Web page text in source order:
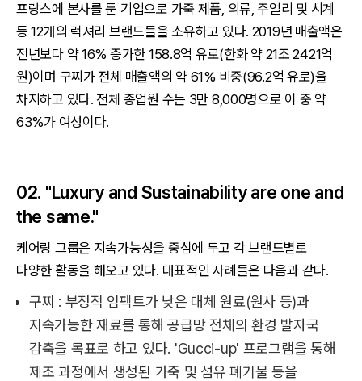
프랑스에 본사를 둔 기업으로 가죽 제품, 의류, 주얼리 및 시계
등 12개의 럭셔리 브랜드들을 소유하고 있다. 2019년 매출액은
전년보다 약 16% 증가한 158.8억 유로(한화 약 21조 2421억
원)이며 구찌가 전체 매출액의 약 61% 비중(96.2억 유로)을
차지하고 있다. 전체 종업원 수는 3만 8,000명으로 이 중 약
63%가 여성이다.
02. "Luxury and Sustainability are one and
the same."
케어링 그룹은 지속가능성을 중심에 두고 각 브랜드별로
다양한 활동을 해오고 있다. 대표적인 사례들은 다음과 같다.
구찌 : 부정적 임팩트가 낮은 대체 원료(원사 등)과
지속가능한 재료를 통해 공급망 전체의 환경 발자국
감축을 목표로 하고 있다. 'Gucci-up' 프로그램을 통해
제조 과정에서 생성된 가죽 및 섬유 폐기물 등을